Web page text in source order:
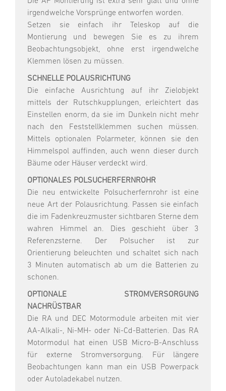
irgendwelche Vorsprünge entworfen worden.
Setzen sie einfach ihr Teleskop auf die
Montierung und bewegen Sie es zu ihrem
Beobachtungsobjekt, ohne erst irgendwelche
Klemmen lösen zu müssen.
SCHNELLE POLAUSRICHTUNG
Die einfache Ausrichtung auf ihr Zielobjekt
mittels der Rutschkupplungen, erleichtert das
Einstellen enorm, da sie im Dunkeln nicht mehr
nach den Feststellklemmen suchen müssen.
Mittels optionalen Polarmeter, können sie den
Himmelspol auffinden, auch wenn dieser durch
Bäume oder Häuser verdeckt wird.
OPTIONALES POLSUCHERFERNROHR
Die neu entwickelte Polsucherfernrohr ist eine
neue Art der Polausrichtung. Passen sie einfach
die im Fadenkreuzmuster sichtbaren Sterne dem
wahren Himmel an. Dies geschieht über 3
Referenzsterne. Der Polsucher ist zur
Orientierung beleuchten und schaltet sich nach
3 Minuten automatisch ab um die Batterien zu
schonen.
OPTIONALE STROMVERSORGUNG
NACHRÜSTBAR
Die RA und DEC Motormodule arbeiten mit vier
AA-Alkali-, Ni-MH- oder Ni-Cd-Batterien. Das RA
Motormodul hat einen USB Micro-B-Anschluss
für externe Stromversorgung. Für längere
Beobachtungen kann man ein USB Powerpack
oder Autoladekabel nutzen.